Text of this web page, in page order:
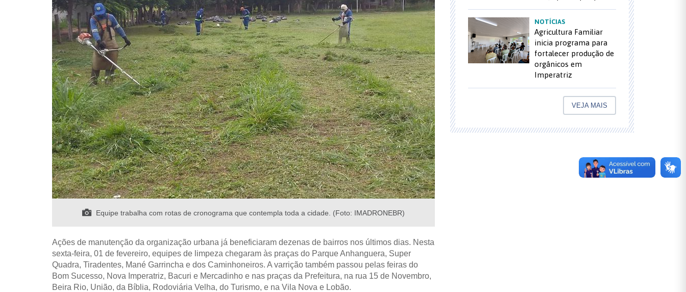
Equipe trabalha com rotas de cronograma que contempla toda a cidade. (Foto: IMADRONEBR)
Ações de manutenção da organização urbana já beneficiaram dezenas de bairros nos últimos dias. Nesta
sexta-feira, 01 de fevereiro, equipes de limpeza chegaram às praças do Parque Anhanguera, Super
Quadra, Tiradentes, Mané Garrincha e dos Caminhoneiros. A varrição também passou pelas feiras do
Bom Sucesso, Nova Imperatriz, Bacuri e Mercadinho e nas praças da Prefeitura, na rua 15 de Novembro,
Beira Rio, União, da Bíblia, Rodoviária Velha, do Turismo, e na Vila Nova e Lobão.
NOTÍCIAS
Agricultura Familiar
inicia programa para
fortalecer produção de
orgânicos em
Imperatriz
VEJA MAIS